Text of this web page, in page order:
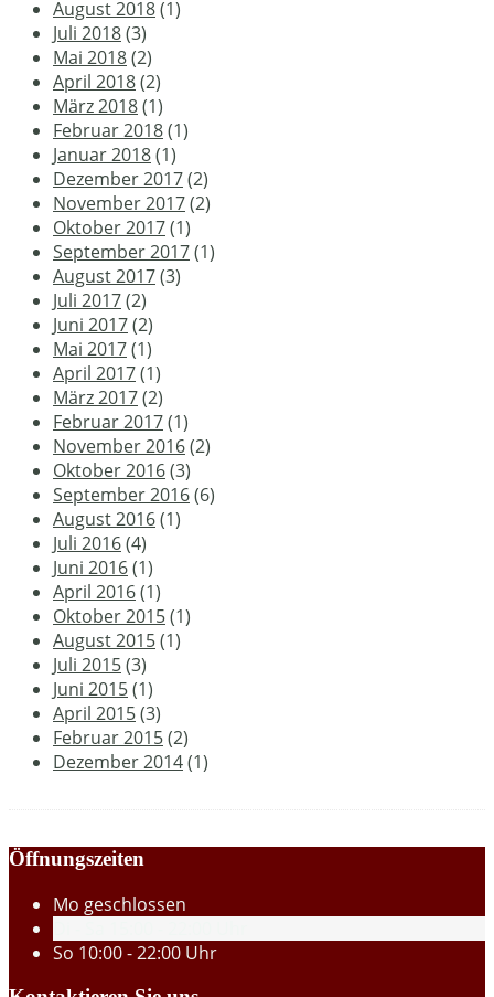
August 2018(1)
Juli 2018(3)
Mai 2018(2)
April 2018(2)
März 2018(1)
Februar 2018(1)
Januar 2018(1)
Dezember 2017(2)
November 2017(2)
Oktober 2017(1)
September 2017(1)
August 2017(3)
Juli 2017(2)
Juni 2017(2)
Mai 2017(1)
April 2017(1)
März 2017(2)
Februar 2017(1)
November 2016(2)
Oktober 2016(3)
September 2016(6)
August 2016(1)
Juli 2016(4)
Juni 2016(1)
April 2016(1)
Oktober 2015(1)
August 2015(1)
Juli 2015(3)
Juni 2015(1)
April 2015(3)
Februar 2015(2)
Dezember 2014(1)
Öffnungszeiten
Mo geschlossen
So 10:00 - 22:00 Uhr